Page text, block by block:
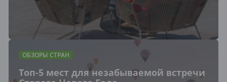
ОБЗОРЫ СТРАН
Топ-5 мест для незабываемой встречи